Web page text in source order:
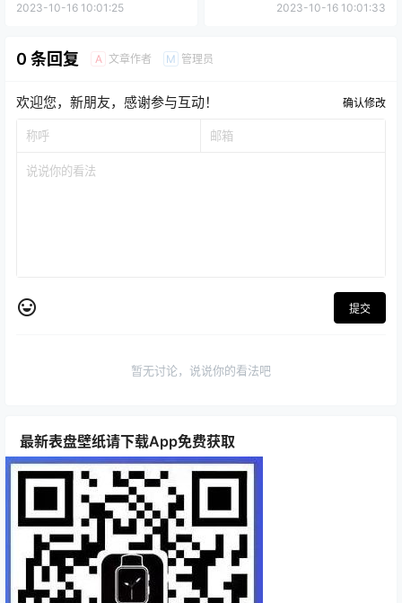
2023-10-16 10:01:25 2023-10-16 10:01:33
0 条回复 A 文章作者 M 管理员
欢迎您，新朋友，感谢参与互动！ 确认修改
提交
暂无讨论，说说你的看法吧
最新表盘壁纸请下载App免费获取